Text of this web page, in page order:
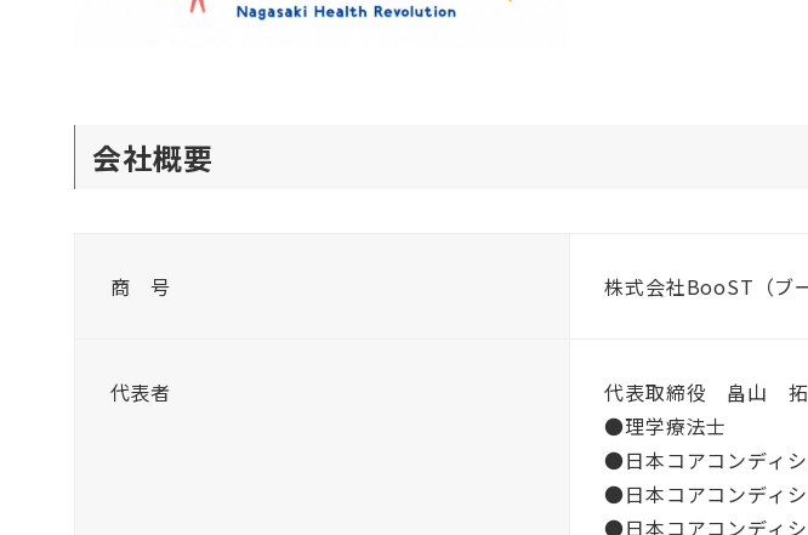
会社概要
商 号 株式会社BooST（ブ
代表者
代表取締役 畠山
●理学療法士
●日本コアコンディ
●日本コアコンディ
●日本コアコンディ